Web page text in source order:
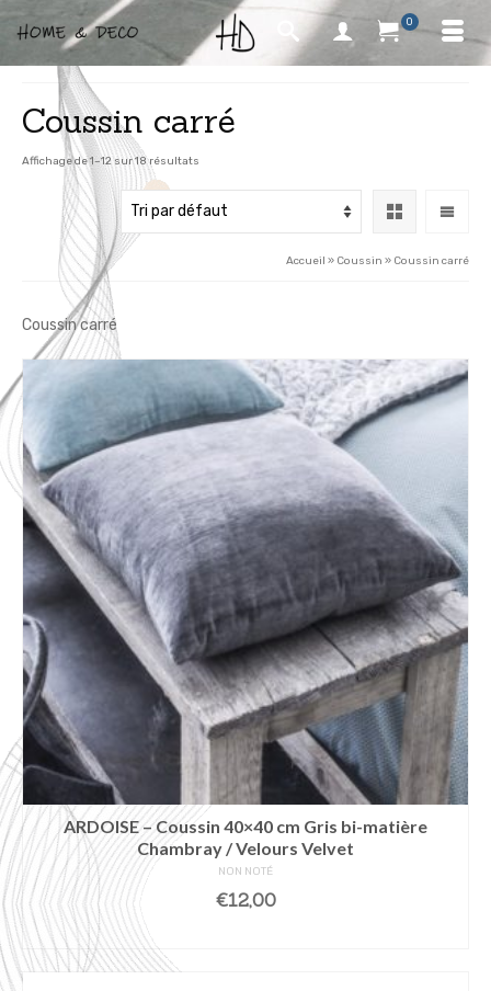
0
Coussin carré
Affichage de 1–12 sur 18 résultats
Accueil » Coussin » Coussin carré
Coussin carré
ARDOISE – Coussin 40×40 cm Gris bi-matière
Chambray / Velours Velvet
NON NOTÉ
€12,00